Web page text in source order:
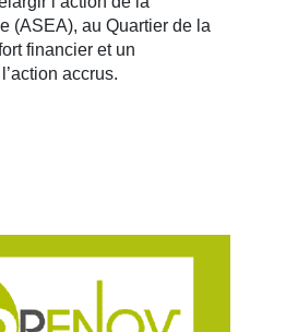
(ASEA), au Quartier de la
financier et un
accrus.